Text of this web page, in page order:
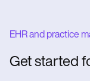
EHR and practice
Get started